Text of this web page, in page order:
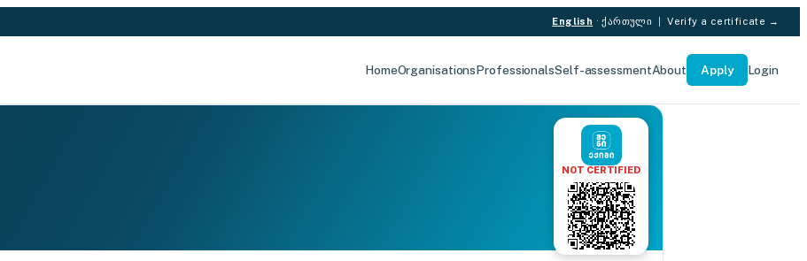
English ·ქართული |Verify a certificate →
HomeOrganisationsProfessionalsSelf-assessmentAbout Apply Login
NOT CERTIFIED